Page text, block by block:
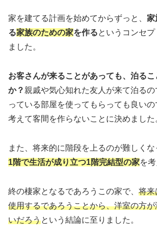
家を建てる計画を始めてからずっと、 家
る家族のための家を作るというコンセ
ました。
お客さんが来ることがあっても、泊る
か？ 親戚や気心知れた友人が来て泊る
っている部屋を使ってもらっても良いの
考えて客間を作らないことに決めました
また、将来的に階段を上るのが難しくな
1階で生活が成り立つ1階完結型の家を
終の棲家となるであろうこの家で、 将来
使用するであろうことから、洋室の方
いだろうという結論に至りました。